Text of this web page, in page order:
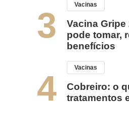
3
Vacinas
Vacina Gripe
pode tomar,
benefícios
4
Vacinas
Cobreiro: o
tratamentos